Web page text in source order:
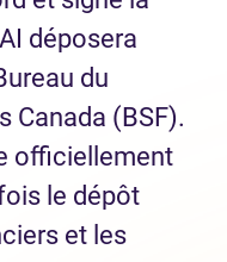
déposera
du
Canada (BSF).
officiellement
le dépôt
et les